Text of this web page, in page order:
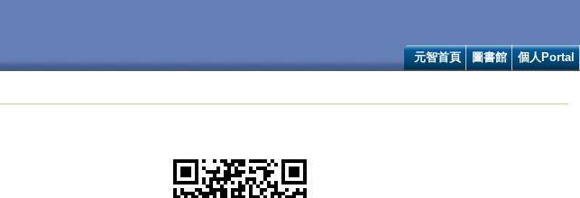
元智首頁 圖書館 個人Portal